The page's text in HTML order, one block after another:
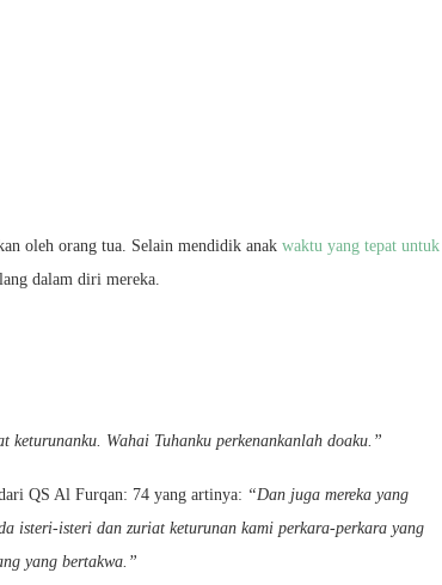
oleh orang tua. Selain mendidik anak waktu yang tepat untuk
dalam diri mereka.
Wahai Tuhanku perkenankanlah doaku.”
QS Al Furqan: 74 yang artinya: “Dan juga mereka yang
isteri-isteri dan zuriat keturunan kami perkara-perkara yang
yang bertakwa.”